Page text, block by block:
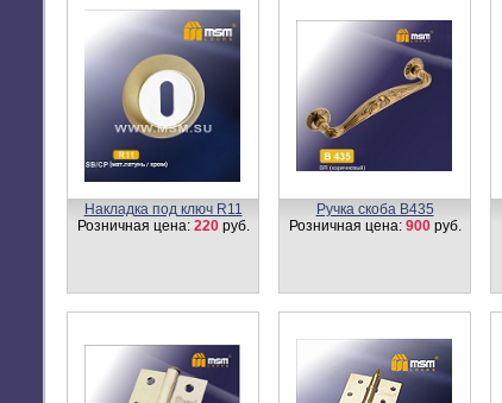
Накладка под ключ R11
Розничная цена: 220руб.
Ручка скоба B435
Розничная цена: 900руб.